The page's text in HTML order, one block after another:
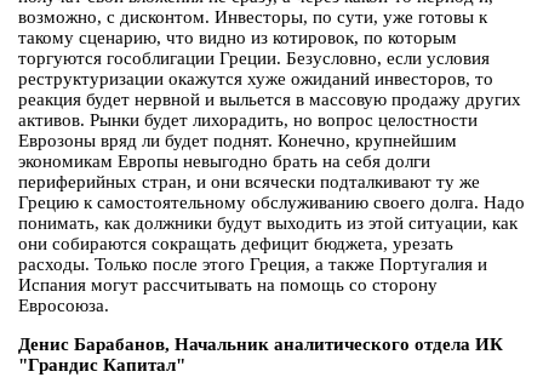
возможно, с дисконтом. Инвесторы, по сути, уже готовы к
такому сценарию, что видно из котировок, по которым
торгуются гособлигации Греции. Безусловно, если условия
реструктуризации окажутся хуже ожиданий инвесторов, то
реакция будет нервной и выльется в массовую продажу других
активов. Рынки будет лихорадить, но вопрос целостности
Еврозоны вряд ли будет поднят. Конечно, крупнейшим
экономикам Европы невыгодно брать на себя долги
периферийных стран, и они всячески подталкивают ту же
Грецию к самостоятельному обслуживанию своего долга. Надо
понимать, как должники будут выходить из этой ситуации, как
они собираются сокращать дефицит бюджета, урезать
расходы. Только после этого Греция, а также Португалия и
Испания могут рассчитывать на помощь со сторону
Евросоюза.
Денис Барабанов, Начальник аналитического отдела ИК
"Грандис Капитал"